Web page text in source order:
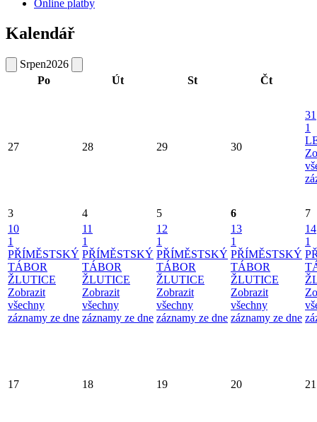
Online platby
Kalendář
Srpen2026
Po
Út St Čt
27 28 29 30
31
1
3 4 5 6
7
10
1
PŘÍMĚSTSKÝ
TÁBOR
ŽLUTICE
Zobrazit
všechny
záznamy ze dne
11
1
PŘÍMĚSTSKÝ
TÁBOR
ŽLUTICE
Zobrazit
všechny
záznamy ze dne
12
1
PŘÍMĚSTSKÝ
TÁBOR
ŽLUTICE
Zobrazit
všechny
záznamy ze dne
13
1
PŘÍMĚSTSKÝ
TÁBOR
ŽLUTICE
Zobrazit
všechny
záznamy ze dne
14
1
17 18 19 20 21